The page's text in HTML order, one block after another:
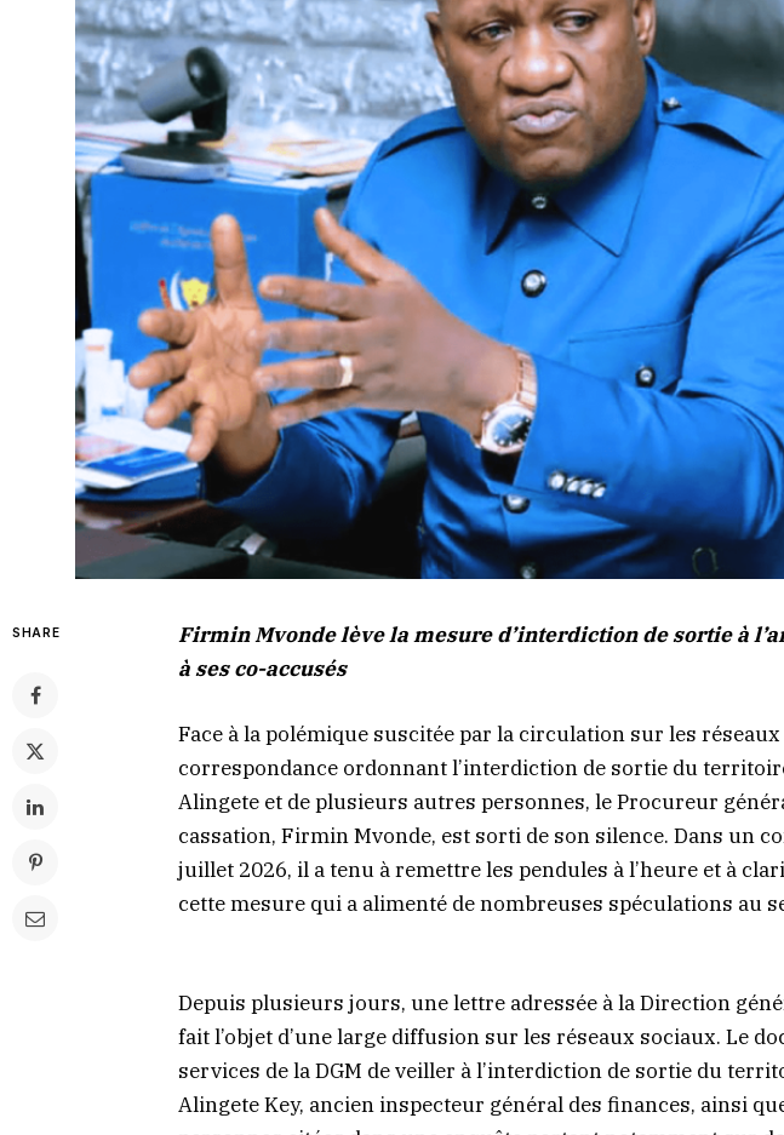
SHARE
Firmin Mvonde lève la mesure d’interdiction de sortie à
à ses co-accusés
Face à la polémique suscitée par la circulation sur les réseaux
correspondance ordonnant l’interdiction de sortie du
Alingete et de plusieurs autres personnes, le Procureur
cassation, Firmin Mvonde, est sorti de son silence. Dans un
juillet 2026, il a tenu à remettre les pendules à l’heure et à
cette mesure qui a alimenté de nombreuses spéculations au
Depuis plusieurs jours, une lettre adressée à la Direction
fait l’objet d’une large diffusion sur les réseaux sociaux. Le
services de la DGM de veiller à l’interdiction de sortie du
Alingete Key, ancien inspecteur général des finances, ainsi